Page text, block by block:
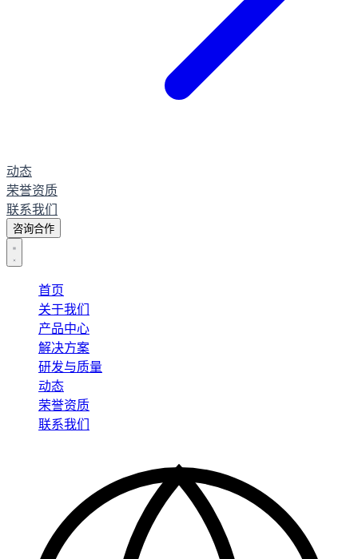
动态
荣誉资质
联系我们
咨询合作
首页
关于我们
产品中心
解决方案
研发与质量
动态
荣誉资质
联系我们